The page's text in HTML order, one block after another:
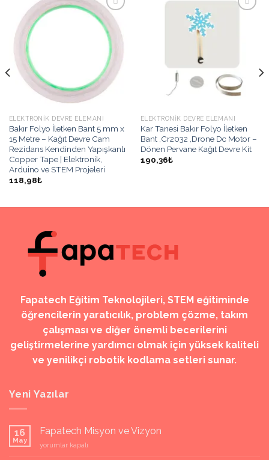
İstek
Listeme
Ekle
ELEKTRONIK DEVRE ELEMANI
Bakır Folyo İletken Bant 5 mm x
15 Metre – Kağıt Devre Cam
Rezidans Kendinden Yapışkanlı
Copper Tape | Elektronik,
Arduino ve STEM Projeleri
118,98₺
ELEKTRONIK DEVRE ELEMANI
Kar Tanesi Bakır Folyo İletken
Bant ,Cr2032 ,Drone Dc Motor –
Dönen Pervane Kağıt Devre Kit
190,36₺
Fapatech Eğitim Teknolojileri, STEM eğitiminde
öğrencilerin yaratıcılık, problem çözme, takım
çalışması ve diğer önemli becerilerini
geliştirmelerine yardımcı olmak için yüksek kaliteli
ve yenilikçi robotik kodlama setleri sunar.
Yeni Yazılar
16
May
Fapatech Misyon ve Vizyon
Fapatech
yorumlar kapalı